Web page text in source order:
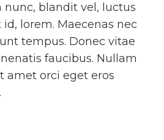
nunc, blandit vel, luctus
lorem. Maecenas nec
tempus. Donec vitae
faucibus. Nullam
amet orci eget eros